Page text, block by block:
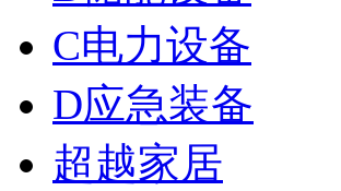
C电力设备
D应急装备
超越家居